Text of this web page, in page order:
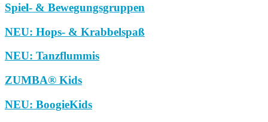
Spiel- & Bewegungsgruppen
NEU: Hops- & Krabbelspaß
NEU: Tanzflummis
ZUMBA® Kids
NEU: BoogieKids